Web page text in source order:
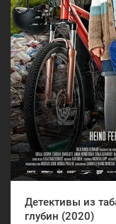
Детективы из
глубин (2020)